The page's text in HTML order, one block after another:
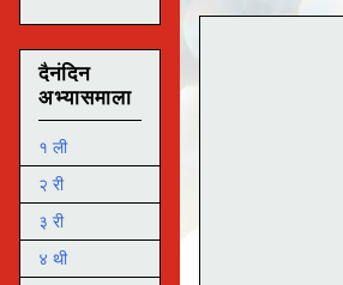
दैनंदिन
अभ्यासमाला
१ ली
२ री
३ री
४ थी